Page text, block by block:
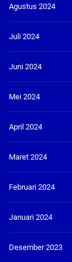
Agustus 2024
Juli 2024
Juni 2024
Mei 2024
April 2024
Maret 2024
Februari 2024
Januari 2024
Desember 2023